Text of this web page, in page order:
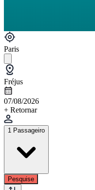
Paris
Fréjus
07/08/2026
+ Retornar
1 Passageiro
Pesquise